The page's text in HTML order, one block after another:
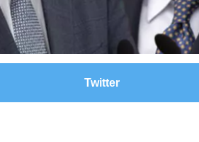
Twitter